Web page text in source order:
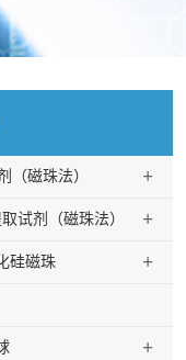
（磁珠法） +
试剂（磁珠法） +
硅磁珠 +
+